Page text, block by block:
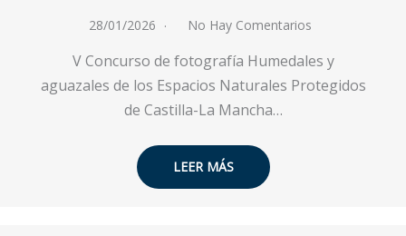
28/01/2026 No Hay Comentarios
V Concurso de fotografía Humedales y
aguazales de los Espacios Naturales Protegidos
de Castilla-La Mancha…
LEER MÁS